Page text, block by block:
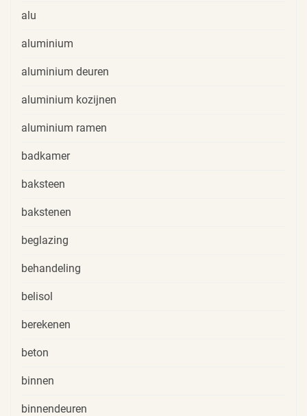
alu
aluminium
aluminium deuren
aluminium kozijnen
aluminium ramen
badkamer
baksteen
bakstenen
beglazing
behandeling
belisol
berekenen
beton
binnen
binnendeuren